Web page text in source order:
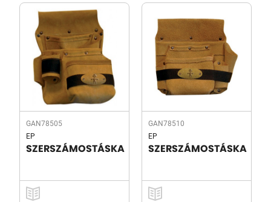
GAN78505
EP
SZERSZÁMOSTÁSKA
GAN78510
EP
SZERSZÁMOSTÁSKA